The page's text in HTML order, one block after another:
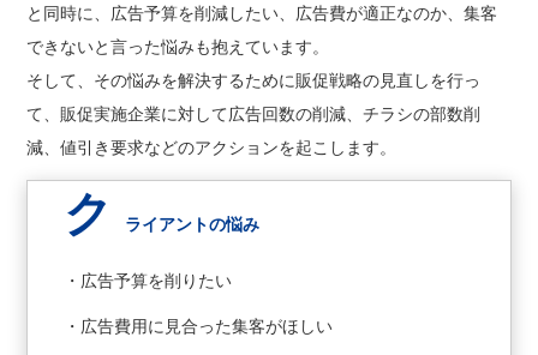
と同時に、広告予算を削減したい、広告費が適正なのか、集客
できないと言った悩みも抱えています。
そして、その悩みを解決するために販促戦略の見直しを行っ
て、販促実施企業に対して広告回数の削減、チラシの部数削
減、値引き要求などのアクションを起こします。
ク ライアントの悩み
・広告予算を削りたい
・広告費用に見合った集客がほしい